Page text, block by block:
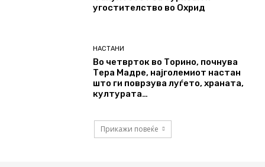
угостителство во Охрид
НАСТАНИ
Во четврток во Торино, почнува
Тера Мадре, најголемиот настан
што ги поврзува луѓето, храната,
културата…
Прикажи повеќе